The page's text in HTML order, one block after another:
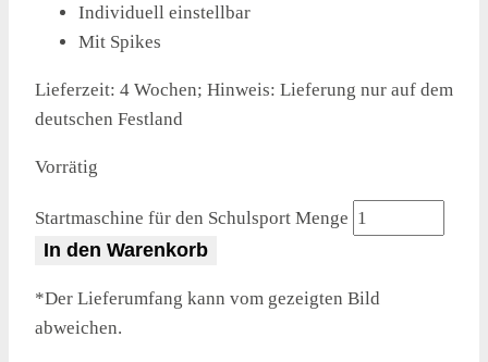
Individuell einstellbar
Mit Spikes
Lieferzeit: 4 Wochen; Hinweis: Lieferung nur auf dem
deutschen Festland
Vorrätig
Startmaschine für den Schulsport Menge
In den Warenkorb
*Der Lieferumfang kann vom gezeigten Bild
abweichen.